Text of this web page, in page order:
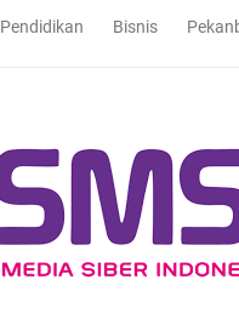
Pendidikan Bisnis